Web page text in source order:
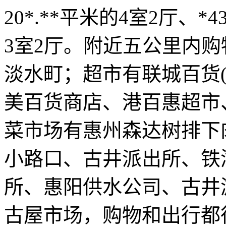
20*.**平米的4室2厅、
3室2厅。附近五公里内
淡水町；超市有联城百
美百货商店、港百惠超
菜市场有惠州森达树排
小路口、古井派出所、
所、惠阳供水公司、古
古屋市场，购物和出行